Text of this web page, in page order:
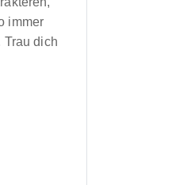
immer
Trau dich